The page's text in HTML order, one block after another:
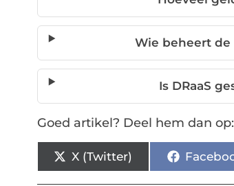
Wie beheert de
Is DRaaS
Goed artikel? Deel hem dan op:
X (Twitter)